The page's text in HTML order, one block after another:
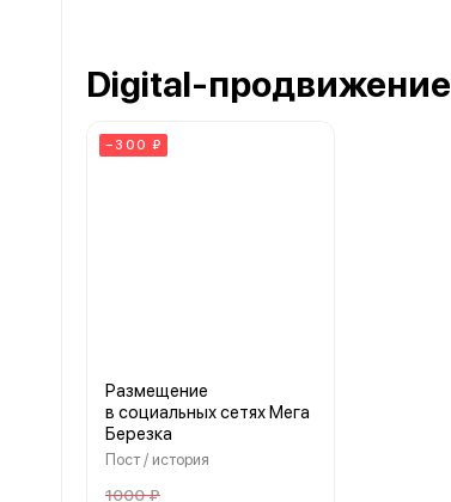
Digital-продвижение
−300 ₽
Размещение
в социальных сетях Мега
Березка
Пост / история
1000 ₽